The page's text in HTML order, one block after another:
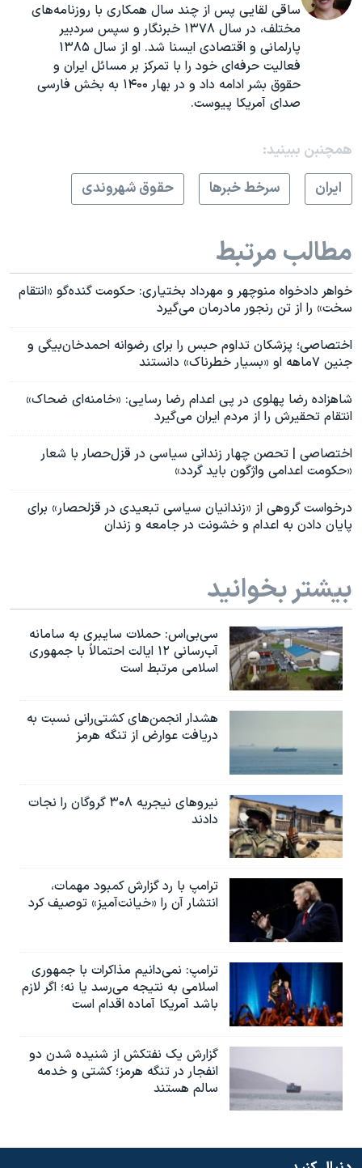
ساقی لقایی پس از چند سال همکاری با روزنامه‌های
مختلف، در سال ۱۳۷۸ خبرنگار و سپس سردبیر
پارلمانی و اقتصادی ایسنا شد. او از سال ۱۳۸۵
فعالیت حرفه‌ای خود را با تمرکز بر مسائل ایران و
حقوق بشر ادامه داد و در بهار ۱۴۰۰ به بخش فارسی
صدای آمریکا پیوست.
همچنبن ببینید:
ايران
سرخط خبرها حقوق شهروندی
مطالب مرتبط
خواهر دادخواه منوچهر و مهرداد بختیاری: حکومت گنده‌گو «انتقام
سخت» را از تن رنجور مادرمان می‌گیرد
اختصاصی؛ پزشکان تداوم حبس را برای رضوانه احمدخان‌بیگی و
جنین ۷ماهه او «بسیار خطرناک» دانستند
شاهزاده رضا پهلوی در پی اعدام رضا رسایی: «خامنه‌ای ضحاک»
انتقام تحقیرش را از مردم ایران می‌گیرد
اختصاصی | تحصن چهار زندانی سیاسی در قزل‌حصار با شعار
«حکومت اعدامی واژگون باید گردد»
درخواست گروهی از «زندانیان سیاسی تبعیدی در قزلحصار» برای
پایان دادن به اعدام و خشونت در جامعه و زندان
بیشتر بخوانید
سی‌بی‌اس: حملات سایبری به سامانه
آب‌رسانی ۱۲ ایالت احتمالاً با جمهوری
اسلامی مرتبط است
هشدار انجمن‌های کشتی‌رانی نسبت به
دریافت عوارض از تنگه هرمز
نیروهای نیجریه‌ ۳۰۸ گروگان را نجات
دادند
ترامپ با رد گزارش کمبود مهمات،
انتشار آن را «خیانت‌آمیز» توصیف کرد
ترامپ: نمی‌دانیم مذاکرات با جمهوری
اسلامی به نتیجه می‌رسد یا نه؛ اگر لازم
باشد آمریکا آماده اقدام است
گزارش یک نفتکش از شنیده شدن دو
انفجار در تنگه هرمز؛ کشتی و خدمه
سالم هستند